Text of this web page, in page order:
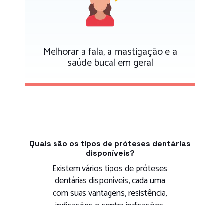
Melhorar a fala, a mastigação e a
saúde bucal em geral
Quais são os tipos de próteses dentárias
disponíveis?
Existem vários tipos de próteses
dentárias disponíveis, cada uma
com suas vantagens, resistência,